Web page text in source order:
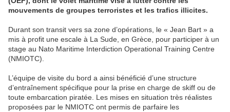
mouvements de groupes terroristes et les trafics illicites.
Durant son transit vers sa zone d’opérations, le « Jean Bart » a
mis à profit une escale à La Sude, en Grèce, pour participer à un
stage au Nato Maritime Interdiction Operational Training Centre
(NMIOTC).
L’équipe de visite du bord a ainsi bénéficié d’une structure
d’entraînement spécifique pour la prise en charge de skiff ou de
toute embarcation piratée. Les mises en situation très réalistes
proposées par le NMIOTC ont permis de parfaire les